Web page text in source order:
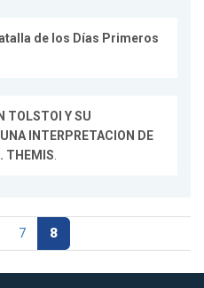
de los Días Primeros
TOLSTOI Y SU
INTERPRETACION DE
THEMIS.
7 8